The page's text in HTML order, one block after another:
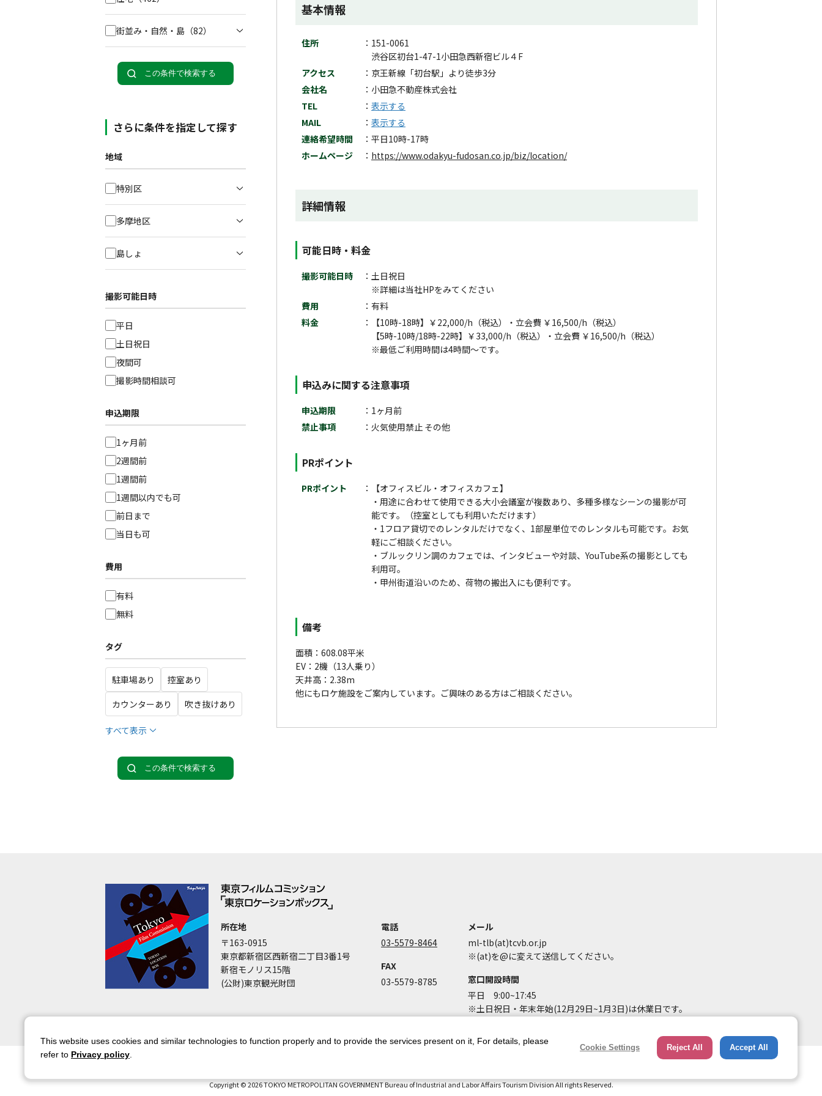
基本情報
住所
151-0061
渋谷区初台1-47-1小田急西新宿ビル４F
アクセス
京王新線「初台駅」より徒歩3分
会社名
小田急不動産株式会社
TEL
表示する
MAIL
表示する
連絡希望時間
平日10時-17時
ホームページ
https://www.odakyu-fudosan.co.jp/biz/location/
詳細情報
可能日時・料金
撮影可能日時
土日祝日
※詳細は当社HPをみてください
費用
有料
料金
【10時-18時】￥22,000/h（税込）・立会費 ￥16,500/h（税込）
【5時-10時/18時-22時】￥33,000/h（税込）・立会費 ￥16,500/h（税込）
※最低ご利用時間は4時間～です。
申込みに関する注意事項
申込期限
1ヶ月前
禁止事項
火気使用禁止 その他
PRポイント
PRポイント
【オフィスビル・オフィスカフェ】
・用途に合わせて使用できる大小会議室が複数あり、多種多様なシーンの撮影が可
能です。（控室としても利用いただけます）
・1フロア貸切でのレンタルだけでなく、1部屋単位でのレンタルも可能です。お気
軽にご相談ください。
・ブルックリン調のカフェでは、インタビューや対談、YouTube系の撮影としても
利用可。
・甲州街道沿いのため、荷物の搬出入にも便利です。
備考
面積：608.08平米
EV：2機（13人乗り）
天井高：2.38m
他にもロケ施設をご案内しています。ご興味のある方はご相談ください。
街並み・自然・島 （82）
この条件で検索する
さらに条件を指定して探す
地域
特別区
多摩地区
島しょ
撮影可能日時
平日
土日祝日
夜間可
撮影時間相談可
申込期限
1ヶ月前
2週間前
1週間前
1週間以内でも可
前日まで
当日も可
費用
有料
無料
タグ
駐車場あり
控室あり
カウンターあり
吹き抜けあり
すべて表示
この条件で検索する
所在地
〒163-0915
東京都新宿区西新宿二丁目3番1号
新宿モノリス15階
(公財)東京観光財団
電話
03-5579-8464
FAX
03-5579-8785
メール
ml-tlb(at)tcvb.or.jp
※(at)を@に変えて送信してください。
窓口開設時間
平日 9:00~17:45
※土日祝日・年末年始(12月29日~1月3日)は休業日です。
Copyright © 2026 TOKYO METROPOLITAN GOVERNMENT Bureau of Industrial and Labor Affairs Tourism Division All rights Reserved.
This website uses cookies and similar technologies to function properly and to provide the services present on it, For details, please
refer to Privacy policy
Cookie Settings Reject All Accept All